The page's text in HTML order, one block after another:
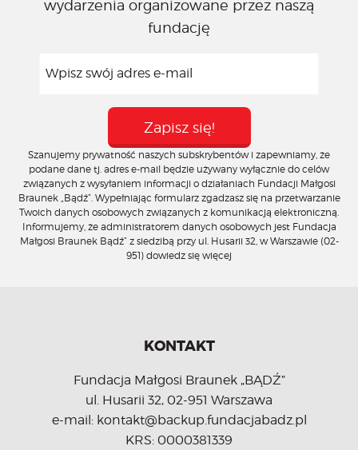
wydarzenia organizowane przez naszą
fundację
Szanujemy prywatność naszych subskrybentów i zapewniamy, że
podane dane tj. adres e-mail będzie używany wyłącznie do celów
związanych z wysyłaniem informacji o działaniach Fundacji Małgosi
Braunek „Bądź”. Wypełniając formularz zgadzasz się na przetwarzanie
Twoich danych osobowych związanych z komunikacją elektroniczną.
Informujemy, że administratorem danych osobowych jest Fundacja
Małgosi Braunek Bądź” z siedzibą przy ul. Husarii 32, w Warszawie (02-
951) dowiedz się więcej
KONTAKT
Fundacja Małgosi Braunek „BĄDŹ”
ul. Husarii 32, 02-951 Warszawa
e-mail: kontakt@backup.fundacjabadz.pl
KRS: 0000381339